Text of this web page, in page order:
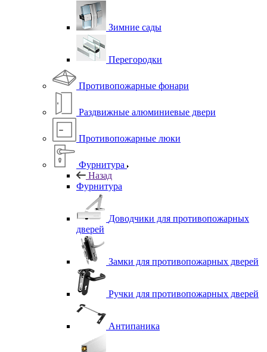
Зимние сады
Перегородки
Противопожарные фонари
Раздвижные алюминиевые двери
Противопожарные люки
Фурнитура
Назад
Фурнитура
Доводчики для противопожарных
дверей
Замки для противопожарных дверей
Ручки для противопожарных дверей
Антипаника